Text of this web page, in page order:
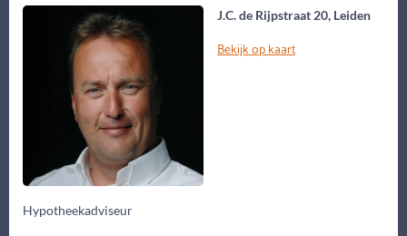
J.C. de Rijpstraat 20, Leiden
Bekijk op kaart
Hypotheekadviseur